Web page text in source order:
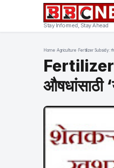
Stay Informed, Stay Ahead
Home Agriculture Fertilizer Subsidy:
Fertilizer
औषधांसाठी